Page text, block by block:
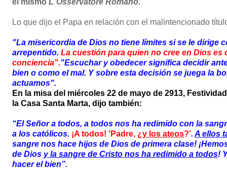
Lo que dijo el Papa en relación con el malintencionado
"La misericordia de Dios no tiene límites si se le dirige
arrepentido. La cuestión para quien no cree en Dios es
conciencia"."Escuchar y obedecer significa decidir
bien o como el mal. Y sobre esta decisión se juega la
actuamos".
En la misa del miércoles 22 de mayo de 2913,
la Casa Santa Marta, dijo también:
“El Señor a todos, a todos nos ha redimido con la
a los católicos. ¡A todos! 'Padre, ¿y los ateos?’. A ellos
sangre nos hace hijos de Dios de primera clase!
de Dios y la sangre de Cristo nos ha redimido a todos!
hacer el bien”.